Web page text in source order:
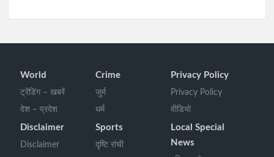
World
ट्रेंडिंग – खबरें
देश – प्रदेश
Crime
जुर्म
धर्म
Privacy Policy
Privacy Policy
वीडियो
Disclaimer
Disclaimer
Sports
दृष्टि रांची
Local Special
News